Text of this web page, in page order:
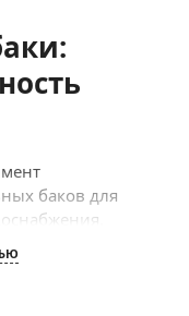
баков для